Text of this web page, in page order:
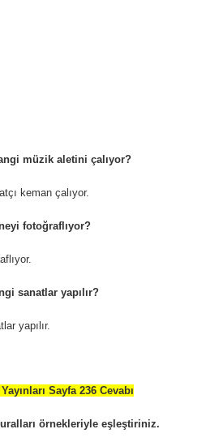
müzik aletini çalıyor?
keman çalıyor.
fotoğraflıyor?
sanatlar yapılır?
yapılır.
Sayfa 236 Cevabı
örnekleriyle eşleştiriniz.